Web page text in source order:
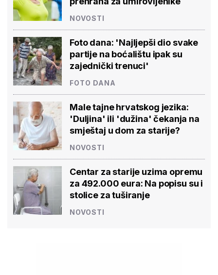
NOVOSTI
Foto dana: 'Najljepši dio svake
partije na boćalištu ipak su
zajednički trenuci'
FOTO DANA
Male tajne hrvatskog jezika:
'Duljina' ili 'dužina' čekanja na
smještaj u dom za starije?
NOVOSTI
Centar za starije uzima opremu
za 492.000 eura: Na popisu su i
stolice za tuširanje
NOVOSTI